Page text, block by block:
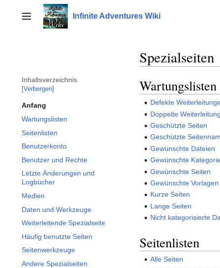
Inhalt
springen
Seitenleiste umschalten
Infinite Adventures Wiki
Inhaltsverzeichnis
Verbergen
Anfang
Wartungslisten
Seitenlisten
Benutzerkonto
Benutzer und Rechte
Letzte Änderungen und
Logbücher
Medien
Daten und Werkzeuge
Weiterleitende Spezialseiten
Häufig benutzte Seiten
Seitenwerkzeuge
Andere Spezialseiten
Spezialseiten
Wartungslisten
Defekte
Doppelte
Geschützte Seiten
Geschützte
Gewünschte Dateien
Gewünschte
Gewünschte Seiten
Gewünschte Vorlagen
Kurze Seiten
Lange Seiten
Nicht kategorisierte
Seitenlisten
Alle Seiten